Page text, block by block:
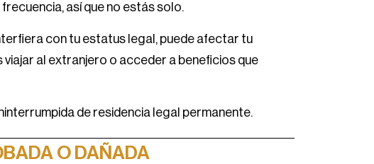
así que no estás solo.
con tu estatus legal, puede afectar tu
al extranjero o acceder a beneficios que
de residencia legal permanente.
O DAÑADA